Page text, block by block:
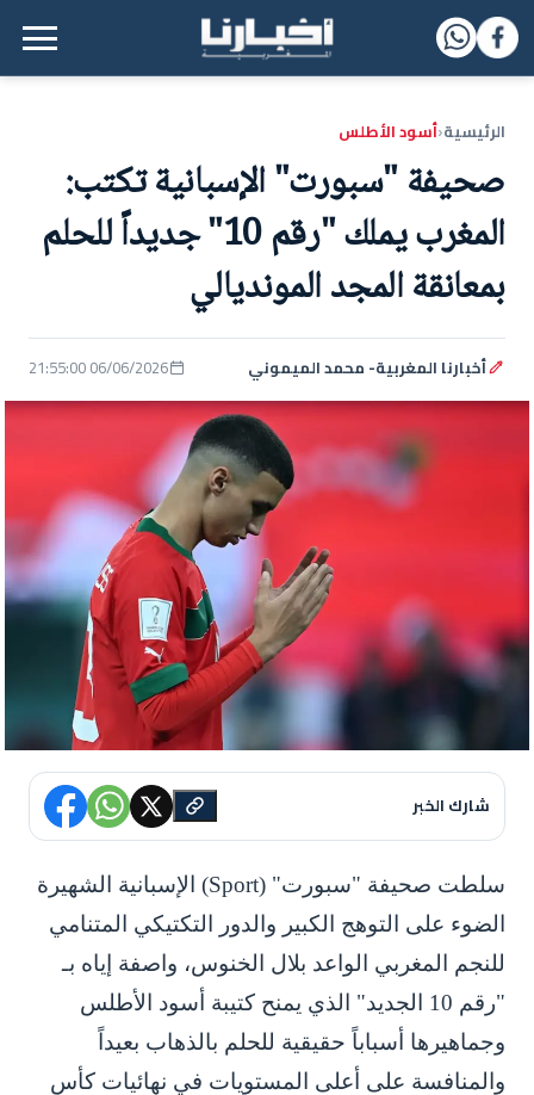
القائمة الرئيسية
الرئيسية‹أسود الأطلس
صحيفة "سبورت" الإسبانية تكتب:
المغرب يملك "رقم 10" جديداً للحلم
بمعانقة المجد المونديالي
أخبارنا المغربية- محمد الميموني 06/06/2026 21:55:00
شارك الخبر
سلطت صحيفة "سبورت" (Sport) الإسبانية الشهيرة
الضوء على التوهج الكبير والدور التكتيكي المتنامي
للنجم المغربي الواعد بلال الخنوس، واصفة إياه بـ
"رقم 10 الجديد" الذي يمنح كتيبة أسود الأطلس
وجماهيرها أسباباً حقيقية للحلم بالذهاب بعيداً
والمنافسة على أعلى المستويات في نهائيات كأس